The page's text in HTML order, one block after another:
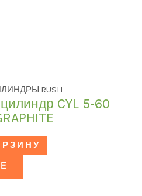
RUSH
CYL 5-60